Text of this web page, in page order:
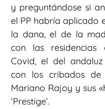
y preguntándose si
el PP habría aplicado
la dana, el de la
con las residencias
Covid, el del
con los cribados
Mariano Rajoy y sus
‘Prestige’.